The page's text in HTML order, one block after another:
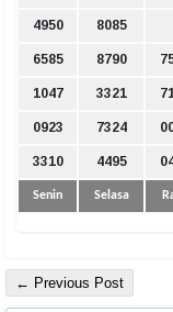
4950 8085
6585 8790
1047 3321
0923 7324
3310 4495
Senin Selasa
← Previous Post